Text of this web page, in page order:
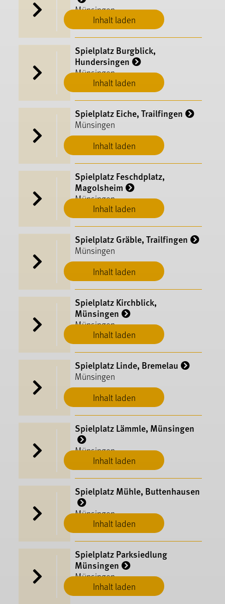
Inhalt laden
Münsingen
Inhalt laden
Spielplatz Burgblick,
Hundersingen
Münsingen
Inhalt laden
Spielplatz Eiche, Trailfingen
Münsingen
Inhalt laden
Spielplatz Feschdplatz,
Magolsheim
Münsingen
Inhalt laden
Spielplatz Gräble, Trailfingen
Münsingen
Inhalt laden
Spielplatz Kirchblick,
Münsingen
Münsingen
Inhalt laden
Spielplatz Linde, Bremelau
Münsingen
Inhalt laden
Spielplatz Lämmle, Münsingen
Münsingen
Inhalt laden
Spielplatz Mühle, Buttenhausen
Münsingen
Inhalt laden
Spielplatz Parksiedlung
Münsingen
Münsingen